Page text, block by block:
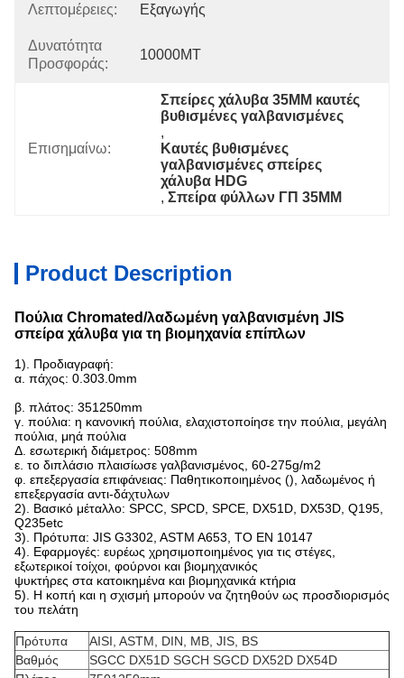
Λεπτομέρειες:
Εξαγωγής
Δυνατότητα
Προσφοράς:
10000MT
Επισημαίνω:
Σπείρες χάλυβα 35MM καυτές
βυθισμένες γαλβανισμένες
,
Καυτές βυθισμένες
γαλβανισμένες σπείρες
χάλυβα HDG
, Σπείρα φύλλων ΓΠ 35MM
Product Description
Πούλια Chromated/λαδωμένη γαλβανισμένη JIS
σπείρα χάλυβα για τη βιομηχανία επίπλων
1). Προδιαγραφή:
α. πάχος: 0.303.0mm
β. πλάτος: 351250mm
γ. πούλια: η κανονική πούλια, ελαχιστοποίησε την πούλια, μεγάλη
πούλια, μηά πούλια
Δ. εσωτερική διάμετρος: 508mm
ε. το διπλάσιο πλαισίωσε γαλβανισμένος, 60-275g/m2
φ. επεξεργασία επιφάνειας: Παθητικοποιημένος (), λαδωμένος ή
επεξεργασία αντι-δάχτυλων
2). Βασικό μέταλλο: SPCC, SPCD, SPCE, DX51D, DX53D, Q195,
Q235etc
3). Πρότυπα: JIS G3302, ASTM A653, ΤΟ EN 10147
4). Εφαρμογές: ευρέως χρησιμοποιημένος για τις στέγες,
εξωτερικοί τοίχοι, φούρνοι και βιομηχανικός
ψυκτήρες στα κατοικημένα και βιομηχανικά κτήρια
5). Η κοπή και η σχισμή μπορούν να ζητηθούν ως προσδιορισμός
του πελάτη
Πρότυπα
AISI, ASTM, DIN, ΜΒ, JIS, BS
Βαθμός
SGCC DX51D SGCH SGCD DX52D DX54D